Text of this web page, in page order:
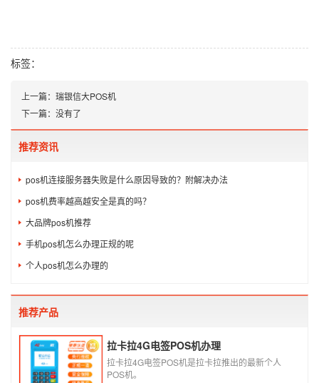
标签：
上一篇： 瑞银信大POS机
下一篇：没有了
推荐资讯
pos机连接服务器失败是什么原因导致的？附解决办法
pos机费率越高越安全是真的吗？
大品牌pos机推荐
手机pos机怎么办理正规的呢
个人pos机怎么办理的
推荐产品
拉卡拉4G电签POS机办理
拉卡拉4G电签POS机是拉卡拉推出的最新个人
POS机。